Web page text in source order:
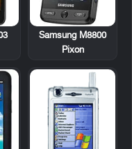
Samsung M8800
Pixon